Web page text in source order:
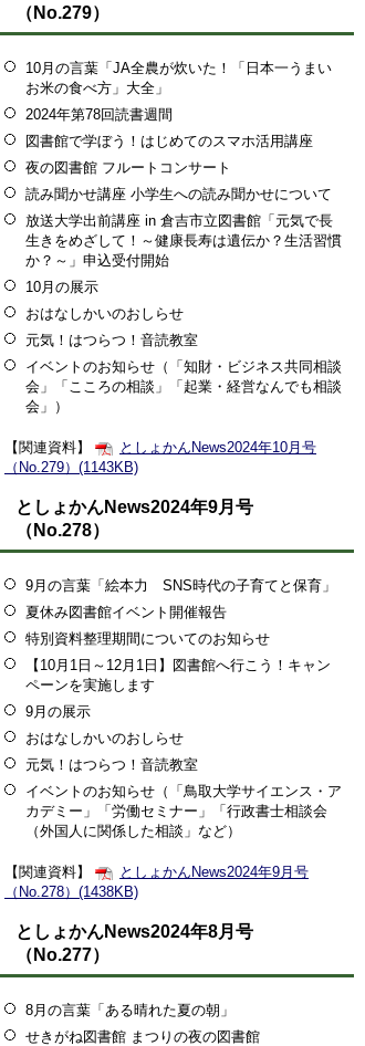
（No.279）
10月の言葉「JA全農が炊いた！「日本一うまい
お米の食べ方」大全」
2024年第78回読書週間
図書館で学ぼう！はじめてのスマホ活用講座
夜の図書館 フルートコンサート
読み聞かせ講座 小学生への読み聞かせについて
放送大学出前講座 in 倉吉市立図書館「元気で長
生きをめざして！～健康長寿は遺伝か？生活習慣
か？～」申込受付開始
10月の展示
おはなしかいのおしらせ
元気！はつらつ！音読教室
イベントのお知らせ（「知財・ビジネス共同相談
会」「こころの相談」「起業・経営なんでも相談
会」）
【関連資料】
としょかんNews2024年10月号
（No.279）(1143KB)
としょかんNews2024年9月号
（No.278）
9月の言葉「絵本力 SNS時代の子育てと保育」
夏休み図書館イベント開催報告
特別資料整理期間についてのお知らせ
【10月1日～12月1日】図書館へ行こう！キャン
ペーンを実施します
9月の展示
おはなしかいのおしらせ
元気！はつらつ！音読教室
イベントのお知らせ（「鳥取大学サイエンス・ア
カデミー」「労働セミナー」「行政書士相談会
（外国人に関係した相談」など）
【関連資料】
としょかんNews2024年9月号
（No.278）(1438KB)
としょかんNews2024年8月号
（No.277）
8月の言葉「ある晴れた夏の朝」
せきがね図書館 まつりの夜の図書館